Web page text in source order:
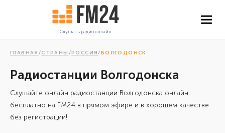
Слушать радио онлайн
ГЛАВНАЯ /СТРАНЫ /РОССИЯ/ВОЛГОДОНСК
Радиостанции Волгодонска
Cлушайте онлайн радиостанции Волгодонска онлайн
бесплатно на FM24 в прямом эфире и в хорошем качестве
без регистрации!